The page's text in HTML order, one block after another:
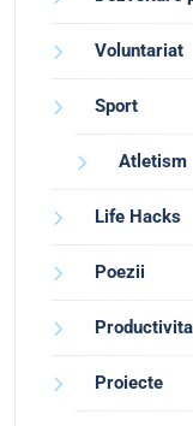
Voluntariat
Sport
Atletism
Life Hacks
Poezii
Proiecte